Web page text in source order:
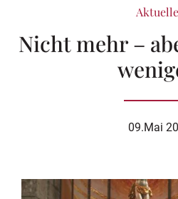
Nicht mehr –
09.Mai